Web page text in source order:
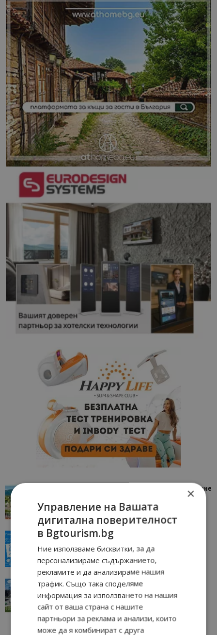
“Пощенска картичка от…”: Петрич – Изживяване
Петрич 11/07/2026 11:22
“Пощенска картичка от…”: Пловдив, градът на
“Пощенска картичка от…”: Перник – град на
×
Управление на Вашата
дигитална поверителност
в Bgtourism.bg
Ние използваме бисквитки, за да
персонализираме съдържанието,
рекламите и да анализираме нашия
трафик. Също така споделяме
информация за използването на нашия
сайт от ваша страна с нашите
партньори за реклама и анализи, които
може да я комбинират с друга